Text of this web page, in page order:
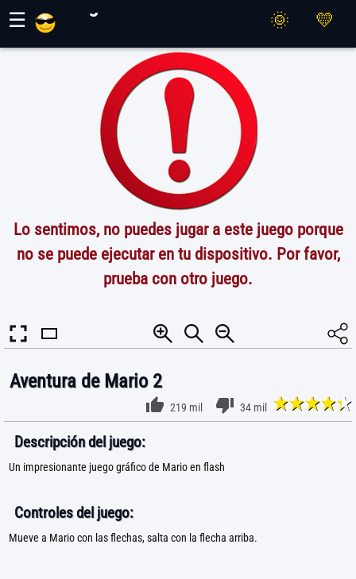
☰
Lo sentimos, no puedes jugar a este juego porque
no se puede ejecutar en tu dispositivo. Por favor,
prueba con otro juego.
Aventura de Mario 2
219 mil 34 mil
Descripción del juego:
Un impresionante juego gráfico de Mario en flash
Controles del juego:
Mueve a Mario con las flechas, salta con la flecha arriba.